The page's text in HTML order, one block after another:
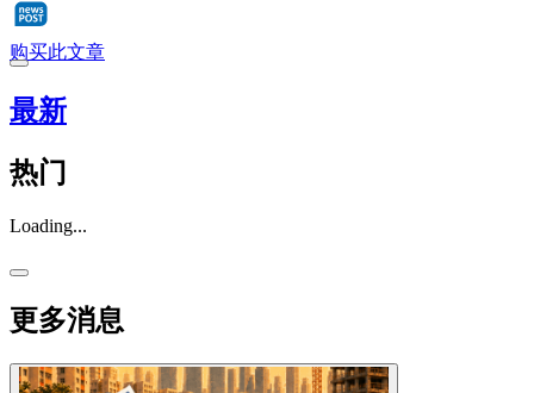
购买此文章
最新
热门
Loading...
更多消息